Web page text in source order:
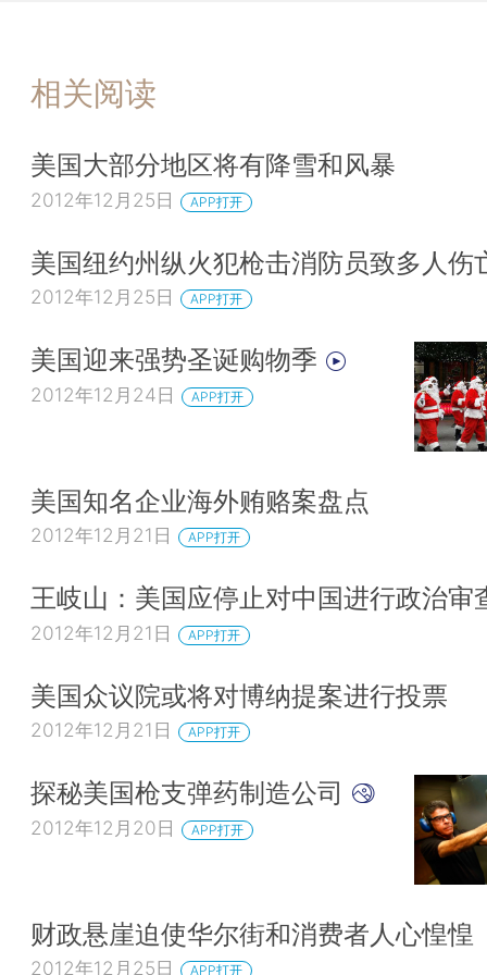
相关阅读
美国大部分地区将有降雪和风暴
2012年12月25日 APP打开
美国纽约州纵火犯枪击消防员致多人伤
2012年12月25日 APP打开
美国迎来强势圣诞购物季
2012年12月24日 APP打开
美国知名企业海外贿赂案盘点
2012年12月21日 APP打开
王岐山：美国应停止对中国进行政治审
2012年12月21日 APP打开
美国众议院或将对博纳提案进行投票
2012年12月21日 APP打开
探秘美国枪支弹药制造公司
2012年12月20日 APP打开
财政悬崖迫使华尔街和消费者人心惶惶
2012年12月25日 APP打开